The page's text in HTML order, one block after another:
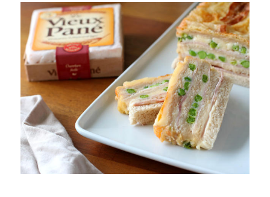
Régime
Sans gluten
Sans lactose
Sans sel
Sauces et accompagnements
Végétarien
Viandes
Pratique